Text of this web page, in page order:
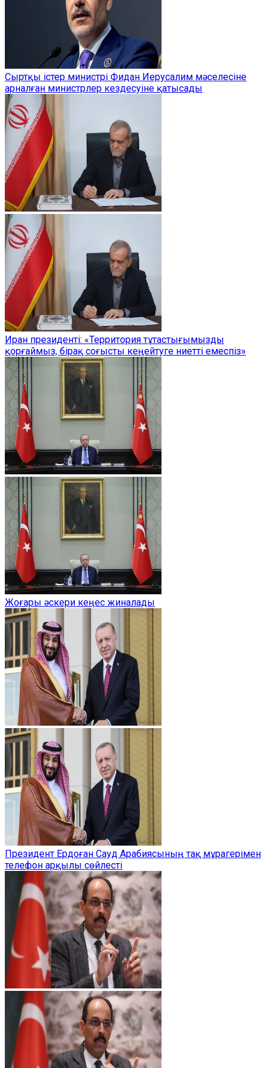
Сыртқы істер министрі Фидан Иерусалим мәселесіне
арналған министрлер кездесуіне қатысады
Иран президенті: «Территория тұтастығымызды
қорғаймыз, бірақ соғысты кеңейтуге ниетті емеспіз»
Жоғары әскери кеңес жиналады
Президент Ердоған Сауд Арабиясының тақ мұрагерімен
телефон арқылы сөйлесті